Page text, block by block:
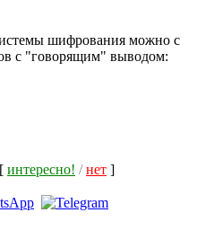
шифрования можно с
с "говорящим" выводом:
интересно! /нет ]